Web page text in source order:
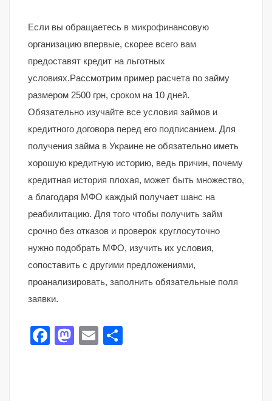
Если вы обращаетесь в микрофинансовую
организацию впервые, скорее всего вам
предоставят кредит на льготных
условиях.Рассмотрим пример расчета по займу
размером 2500 грн, сроком на 10 дней.
Обязательно изучайте все условия займов и
кредитного договора перед его подписанием. Для
получения займа в Украине не обязательно иметь
хорошую кредитную историю, ведь причин, почему
кредитная история плохая, может быть множество,
а благодаря МФО каждый получает шанс на
реабилитацию. Для того чтобы получить займ
срочно без отказов и проверок круглосуточно
нужно подобрать МФО, изучить их условия,
сопоставить с другими предложениями,
проанализировать, заполнить обязательные поля
заявки.
Facebook
Mastodon
Email